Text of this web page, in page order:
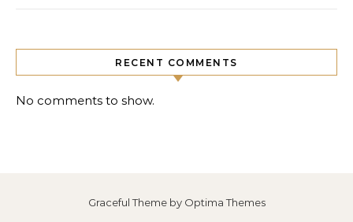
RECENT COMMENTS
No comments to show.
Graceful Theme by Optima Themes